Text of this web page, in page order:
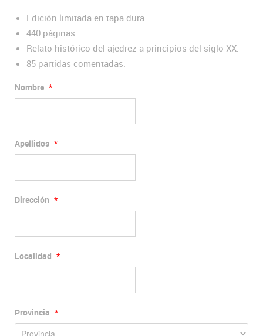
Edición limitada en tapa dura.
440 páginas.
Relato histórico del ajedrez a principios del siglo XX.
85 partidas comentadas.
Nombre *
Apellidos *
Dirección *
Localidad *
Provincia *